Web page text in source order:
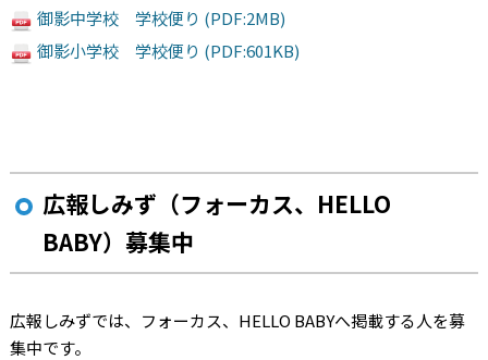
御影中学校 学校便り (PDF:2MB)
御影小学校 学校便り (PDF:601KB)
広報しみず（フォーカス、HELLO
BABY）募集中
広報しみずでは、フォーカス、HELLO BABYへ掲載する人を募
集中です。